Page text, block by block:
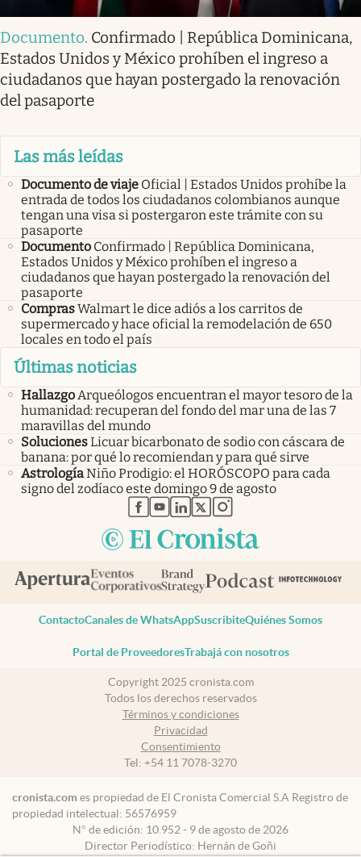
Documento. Confirmado | República Dominicana,
Estados Unidos y México prohíben el ingreso a
ciudadanos que hayan postergado la renovación
del pasaporte
Las más leídas
Documento de viaje Oficial | Estados Unidos prohíbe la
entrada de todos los ciudadanos colombianos aunque
tengan una visa si postergaron este trámite con su
pasaporte
Documento Confirmado | República Dominicana,
Estados Unidos y México prohíben el ingreso a
ciudadanos que hayan postergado la renovación del
pasaporte
ComprasWalmart le dice adiós a los carritos de
supermercado y hace oficial la remodelación de 650
locales en todo el país
Últimas noticias
HallazgoArqueólogos encuentran el mayor tesoro de la
humanidad: recuperan del fondo del mar una de las 7
maravillas del mundo
SolucionesLicuar bicarbonato de sodio con cáscara de
banana: por qué lo recomiendan y para qué sirve
AstrologíaNiño Prodigio: el HORÓSCOPO para cada
signo del zodíaco este domingo 9 de agosto
abre en nueva pestaña
abre en nueva pestaña
abre en nueva pestaña
abre en nueva pestaña
abre en nueva pestaña
ContactoCanales de WhatsAppSuscribiteQuiénes Somos
Portal de ProveedoresTrabajá con nosotros
Copyright 2025 cronista.com
Todos los derechos reservados
Términos y condiciones
Privacidad
Consentimiento
Tel: +54 11 7078-3270
cronista.com es propiedad de El Cronista Comercial S.A Registro de
propiedad intelectual: 56576959
N° de edición: 10.952 - 9 de agosto de 2026
Director Periodístico: Hernán de Goñi